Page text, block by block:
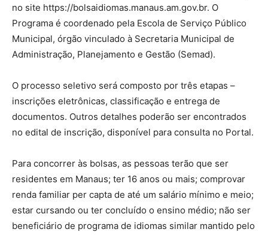
no site https://bolsaidiomas.manaus.am.gov.br. O
Programa é coordenado pela Escola de Serviço Público
Municipal, órgão vinculado à Secretaria Municipal de
Administração, Planejamento e Gestão (Semad).
O processo seletivo será composto por três etapas –
inscrições eletrônicas, classificação e entrega de
documentos. Outros detalhes poderão ser encontrados
no edital de inscrição, disponível para consulta no Portal.
Para concorrer às bolsas, as pessoas terão que ser
residentes em Manaus; ter 16 anos ou mais; comprovar
renda familiar per capta de até um salário mínimo e meio;
estar cursando ou ter concluído o ensino médio; não ser
beneficiário de programa de idiomas similar mantido pelo